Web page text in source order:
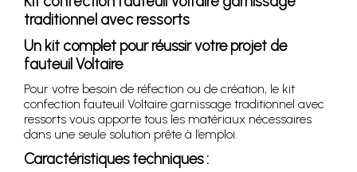
traditionnel avec ressorts
Un kit complet pour réussir votre projet de
fauteuil Voltaire
Pour votre besoin de réfection ou de création, le kit
confection fauteuil Voltaire garnissage traditionnel avec
ressorts vous apporte tous les matériaux nécessaires
dans une seule solution prête à l’emploi.
Caractéristiques techniques :